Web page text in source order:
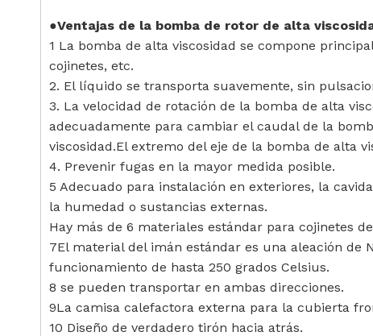
●Ventajas de la bomba de rotor de alta
1 La bomba de alta viscosidad se compone
cojinetes, etc.
2. El líquido se transporta suavemente, sin
3. La velocidad de rotación de la bomba de alta
adecuadamente para cambiar el caudal de la
viscosidad.El extremo del eje de la bomba de alta
4. Prevenir fugas en la mayor medida posible.
5 Adecuado para instalación en exteriores, la
la humedad o sustancias externas.
Hay más de 6 materiales estándar para cojinetes
7El material del imán estándar es una aleación de
funcionamiento de hasta 250 grados Celsius.
8 se pueden transportar en ambas direcciones.
9La camisa calefactora externa para la cubierta
10 Diseño de verdadero tirón hacia atrás.